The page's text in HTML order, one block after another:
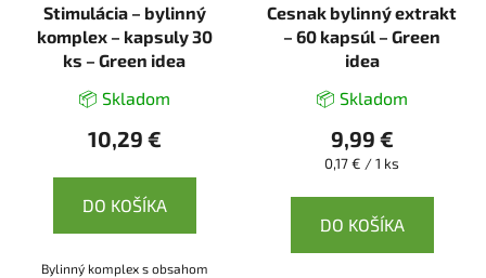
Stimulácia – bylinný
komplex – kapsuly 30
ks – Green idea
📦 Skladom
10,29 €
DO KOŠÍKA
Bylinný komplex s obsahom
Cesnak bylinný extrakt
– 60 kapsúl – Green
idea
📦 Skladom
9,99 €
Jednotková
0,17 € / 1 ks
DO KOŠÍKA